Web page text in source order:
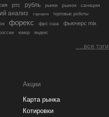
ртс рубль рынки рынок санкции
анализ торговля торговые роботы
форекс фрс сша фьючерс mix
юмор яндекс
....все тэги
Акции
Карта рынка
Котировки